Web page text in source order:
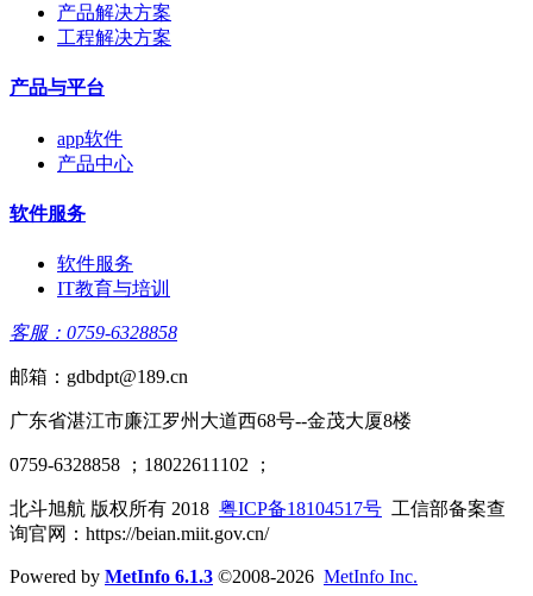
产品解决方案
工程解决方案
产品与平台
app软件
产品中心
软件服务
软件服务
IT教育与培训
客服：0759-6328858
邮箱：gdbdpt@189.cn
广东省湛江市廉江罗州大道西68号--金茂大厦8楼
0759-6328858 ；18022611102 ；
北斗旭航 版权所有 2018 粤ICP备18104517号 工信部备案查
询官网：https://beian.miit.gov.cn/
Powered by MetInfo 6.1.3 ©2008-2026 MetInfo Inc.